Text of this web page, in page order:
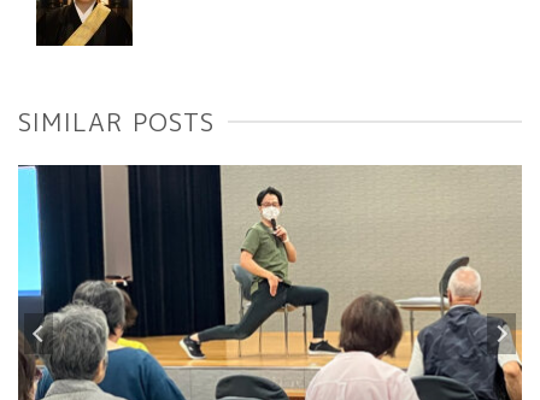
SIMILAR POSTS